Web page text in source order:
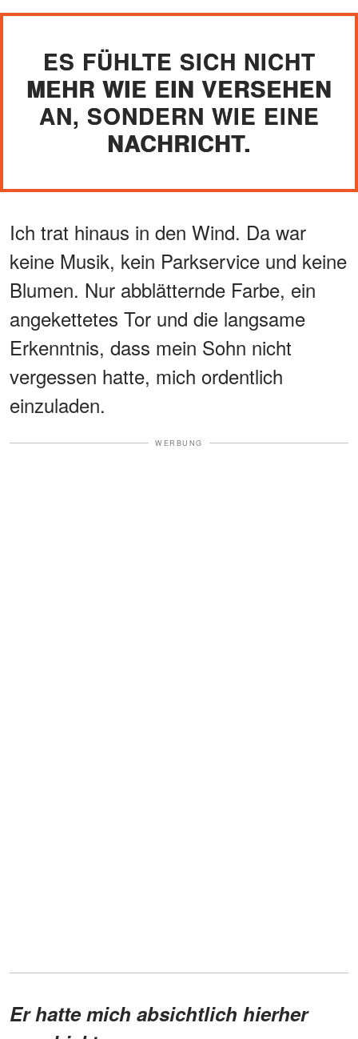
ES FÜHLTE SICH NICHT
MEHR WIE EIN VERSEHEN
AN, SONDERN WIE EINE
NACHRICHT.
Ich trat hinaus in den Wind. Da war
keine Musik, kein Parkservice und keine
Blumen. Nur abblätternde Farbe, ein
angekettetes Tor und die langsame
Erkenntnis, dass mein Sohn nicht
vergessen hatte, mich ordentlich
einzuladen.
WERBUNG
Er hatte mich absichtlich hierher